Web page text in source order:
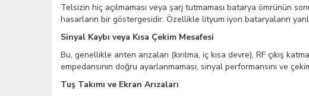
Telsizin hiç açılmaması veya şarj tutmaması batarya ömrünün
hasarların bir göstergesidir. Özellikle lityum iyon bataryaların
Sinyal Kaybı veya Kısa Çekim Mesafesi
Bu, genellikle anten arızaları (kırılma, iç kısa devre), RF çıkış
empedansının doğru ayarlanmaması, sinyal performansını ve
Tuş Takımı ve Ekran Arızaları